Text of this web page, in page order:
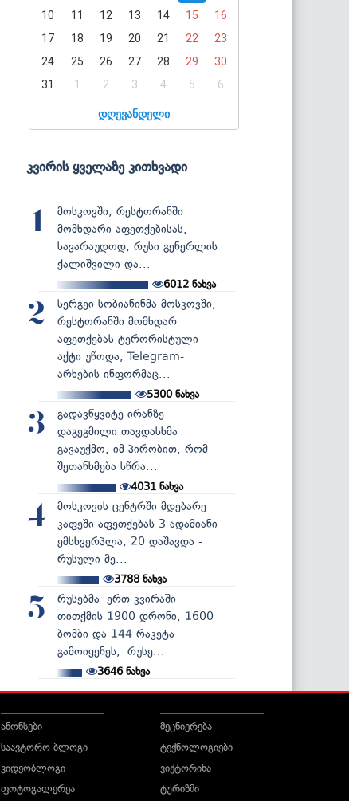
10
11 12 13 14 15
16
17
18 19 20 21 22
23
24
25 26 27 28 29
30
31
1 2 3 4 5 6
დღევანდელი
კვირის ყველაზე კითხვადი
1
მოსკოვში, რესტორანში
მომხდარი აფეთქებისას,
სავარაუდოდ, რუსი გენერლის
ქალიშვილი და...
6012 ნახვა
2
სერგეი სობიანინმა მოსკოვში,
რესტორანში მომხდარ
აფეთქებას ტერორისტული
აქტი უწოდა, Telegram-
არხების ინფორმაც...
5300ნახვა
3
გადავწყვიტე ირანზე
დაგეგმილი თავდასხმა
გავაუქმო, იმ პირობით, რომ
შეთანხმება სწრა...
4031ნახვა
4
მოსკოვის ცენტრში მდებარე
კაფეში აფეთქებას 3 ადამიანი
ემსხვერპლა, 20 დაშავდა -
რუსული მე...
3788ნახვა
5
რუსებმა ერთ კვირაში
თითქმის 1900 დრონი, 1600
ბომბი და 144 რაკეტა
გამოიყენეს, რუსე...
3646ნახვა
ანონსები
საავტორო ბლოგი
ვიდეობლოგი
ფოტოგალერეა
მეცნიერება
ტექნოლოგიები
ვიქტორინა
ტურიზმი